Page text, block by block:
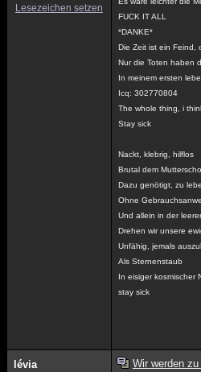
Lesezeichen setzen
FUCK IT ALL
*DANKE*
Die Zeit ist ein Feind,
Nur die Toten haben
In meinem ersten
Icq: 302770804
The whole thing, i
Stay sick
Nackt, klebrig, hilflos
Brutal dem
Dazu genötigt, zu
Ohne
Und allein in der
Drehen wir unsere
Unfähig, jemals
Als Sternenstaub
In eisiger kosmischer
stay sick
lévia Wir werden zu